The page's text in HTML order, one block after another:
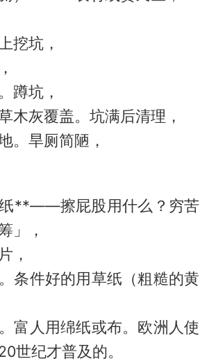
挖坑，
蹲坑，
木灰覆盖。坑满后清理，
。旱厕简陋，
**——擦屁股用什么？穷苦
」，
，
条件好的用草纸（粗糙的黄
富人用绵纸或布。欧洲人使
世纪才普及的。